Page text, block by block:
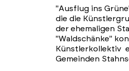
"Ausflug ins
die die
der ehemaligen
"Waldschänke"
Künstlerkollektiv
Gemeinden